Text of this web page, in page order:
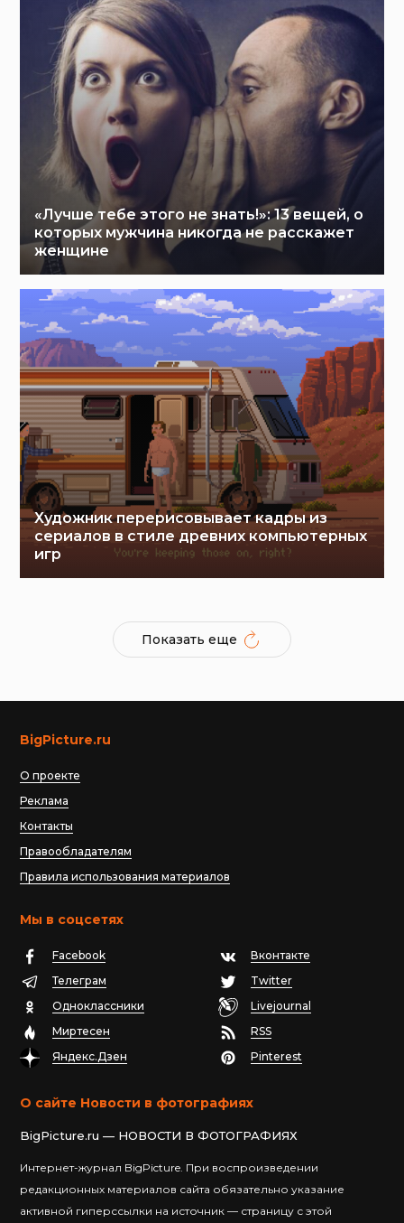
«Лучше тебе этого не знать!»: 13 вещей, о
которых мужчина никогда не расскажет
женщине
Художник перерисовывает кадры из
сериалов в стиле древних компьютерных
игр
Показать еще
BigPicture.ru
О проекте
Реклама
Контакты
Правообладателям
Правила использования материалов
Мы в соцсетях
Facebook
Вконтакте
Телеграм
Twitter
Одноклассники
Livejournal
Миртесен
RSS
Яндекс.Дзен
Pinterest
О сайте Новости в фотографиях
BigPicture.ru — НОВОСТИ В ФОТОГРАФИЯХ
Интернет-журнал BigPicture. При воспроизведении
редакционных материалов сайта обязательно указание
активной гиперссылки на источник — страницу с этой